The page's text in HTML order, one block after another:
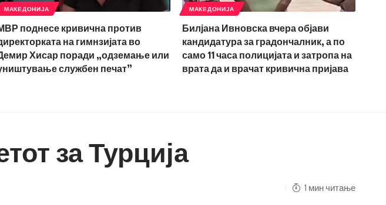
МАКЕДОНИЈА
поднесе кривична против
на гимнзијата во
Хисар поради „одземање или
службен печат”
МАКЕДОНИЈА
Билјана Ивновска вчера објави
кандидатура за градончалник, а по
само 11 часа полицијата и затропа на
врата да и врачат кривична пријава
за Турција
1 мин читање